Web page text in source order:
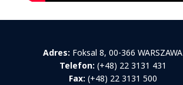
Adres: Foksal 8, 00-366 WARSZAWA
Telefon: (+48) 22 3131 431
Fax: (+48) 22 3131 500